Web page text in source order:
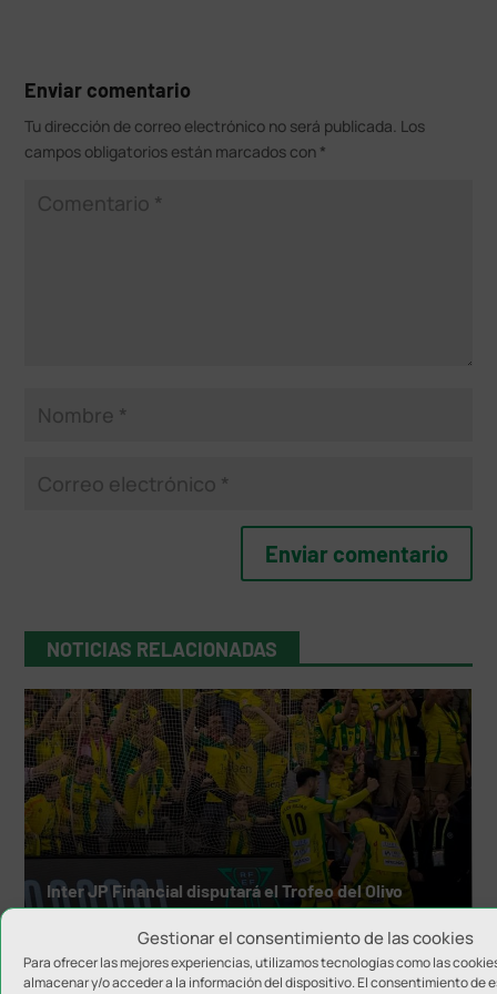
Gestionar el consentimiento de las cookies
Para ofrecer las mejores experiencias, utilizamos tecnologías como las
almacenar y/o acceder a la información del dispositivo. El consentimiento de
Enviar comentario
Tu dirección de correo electrónico no será publicada. Los
campos obligatorios están marcados con *
NOTICIAS RELACIONADAS
Inter JP Financial disputará el Trofeo del Olivo